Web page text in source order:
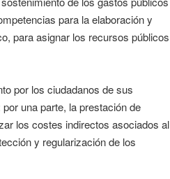
para la elaboración y
para asignar los recursos públicos
por los ciudadanos de sus
una parte, la prestación de
los costes indirectos asociados al
y regularización de los